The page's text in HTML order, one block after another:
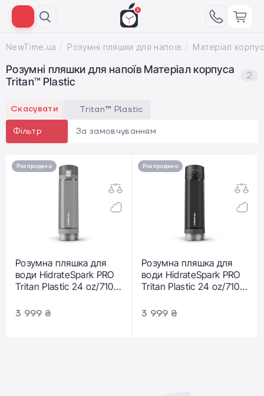
NewTime.ua Розумні пляшки для напоїв
Розумні пляшки для напоїв Матеріал корпуса
Tritan™ Plastic
2
Скасувати Tritan™ Plastic
Фільтр За замовчуванням
Розпродано
Розумна пляшка для
води HidrateSpark PRO
Tritan Plastic 24 oz/710
3 999 ₴
Розпродано
Розумна пляшка для
води HidrateSpark PRO
Tritan Plastic 24 oz/710
3 999 ₴